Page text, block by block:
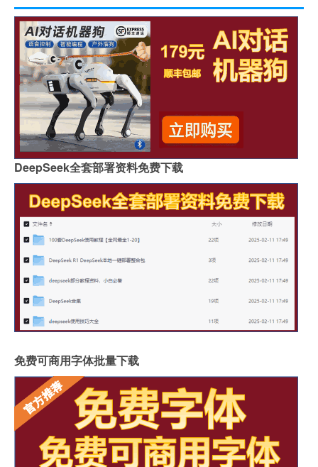
DeepSeek全套部署资料免费下载
免费可商用字体批量下载